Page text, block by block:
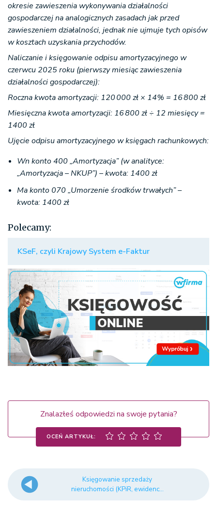
okresie zawieszenia wykonywania działalności
gospodarczej na analogicznych zasadach jak przed
zawieszeniem działalności, jednak nie ujmuje tych opisów
w kosztach uzyskania przychodów.
Naliczanie i księgowanie odpisu amortyzacyjnego w
czerwcu 2025 roku (pierwszy miesiąc zawieszenia
działalności gospodarczej):
Roczna kwota amortyzacji: 120 000 zł × 14% = 16 800 zł
Miesięczna kwota amortyzacji: 16 800 zł ÷ 12 miesięcy =
1400 zł
Ujęcie odpisu amortyzacyjnego w księgach rachunkowych:
Wn konto 400 „Amortyzacja” (w analityce:
„Amortyzacja – NKUP”) – kwota: 1400 zł
Ma konto 070 „Umorzenie środków trwałych” –
kwota: 1400 zł
Polecamy:
KSeF, czyli Krajowy System e-Faktur
Znalazłeś odpowiedzi na swoje pytania?
OCEŃ ARTYKUŁ:
Księgowanie sprzedaży
nieruchomości (KPiR, ewidenc...